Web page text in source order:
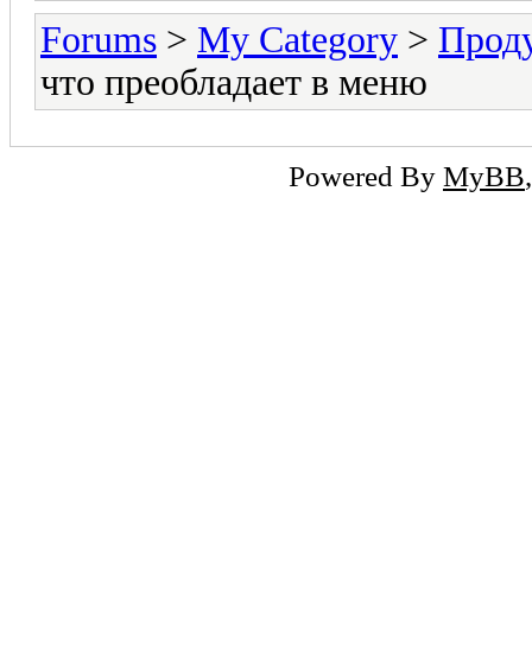
Forums > My Category >
что преобладает в меню
Powered By MyBB